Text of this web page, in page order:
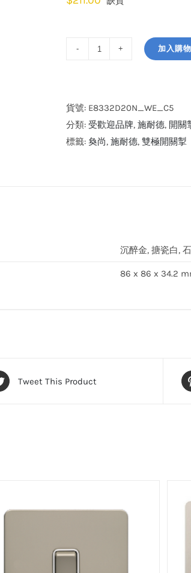
電
氣
奐
加入購
貨號: E8332D20N_WE_C5
分類: 受歡迎品牌, 施耐德, 開關
標籤: 奐尚, 施耐德, 雙極開關掣
沉醉金, 搪瓷白,
86 x 86 x 34.2
Tweet This Product